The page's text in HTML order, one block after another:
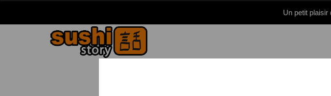
Un petit plaisir